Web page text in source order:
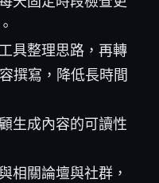
具整理思路，再轉
撰寫，降低長時間
生成內容的可讀性
相關論壇與社群，